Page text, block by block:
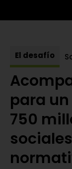
El desafío
para un
750